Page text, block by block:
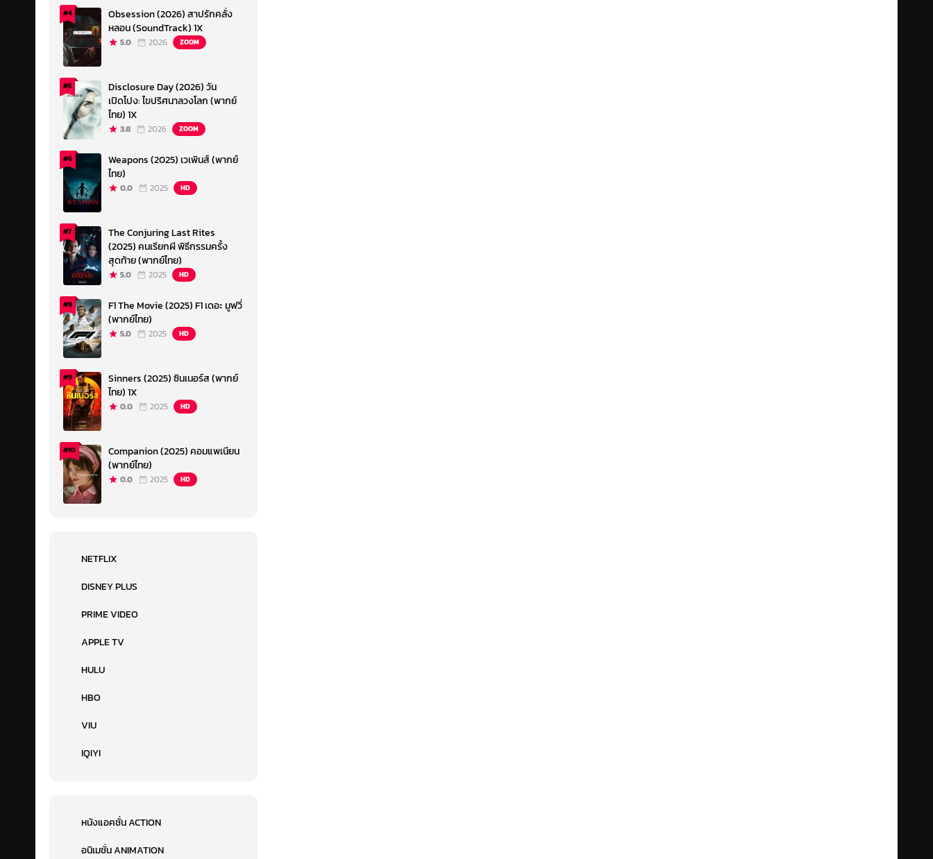
#4
Obsession (2026) สาปรักคลั่ง
หลอน (SoundTrack) 1X
5.0 2026 ZOOM
#5
Disclosure Day (2026) วัน
เปิดโปง: ไขปริศนาลวงโลก (พากย์
ไทย) 1X
3.8 2026 ZOOM
#6
Weapons (2025) เวเพินส์ (พากย์
ไทย)
0.0 2025 HD
#7
The Conjuring Last Rites
(2025) คนเรียกผี พิธีกรรมครั้ง
สุดท้าย (พากย์ไทย)
5.0 2025 HD
#8
F1 The Movie (2025) F1 เดอะ มูฟวี่
(พากย์ไทย)
5.0 2025 HD
#9
Sinners (2025) ซินเนอร์ส (พากย์
ไทย) 1X
0.0 2025 HD
#10
Companion (2025) คอมแพเนียน
(พากย์ไทย)
0.0 2025 HD
NETFLIX
DISNEY PLUS
PRIME VIDEO
APPLE TV
HULU
HBO
VIU
IQIYI
หนังแอคชั่น ACTION
อนิเมชั่น ANIMATION